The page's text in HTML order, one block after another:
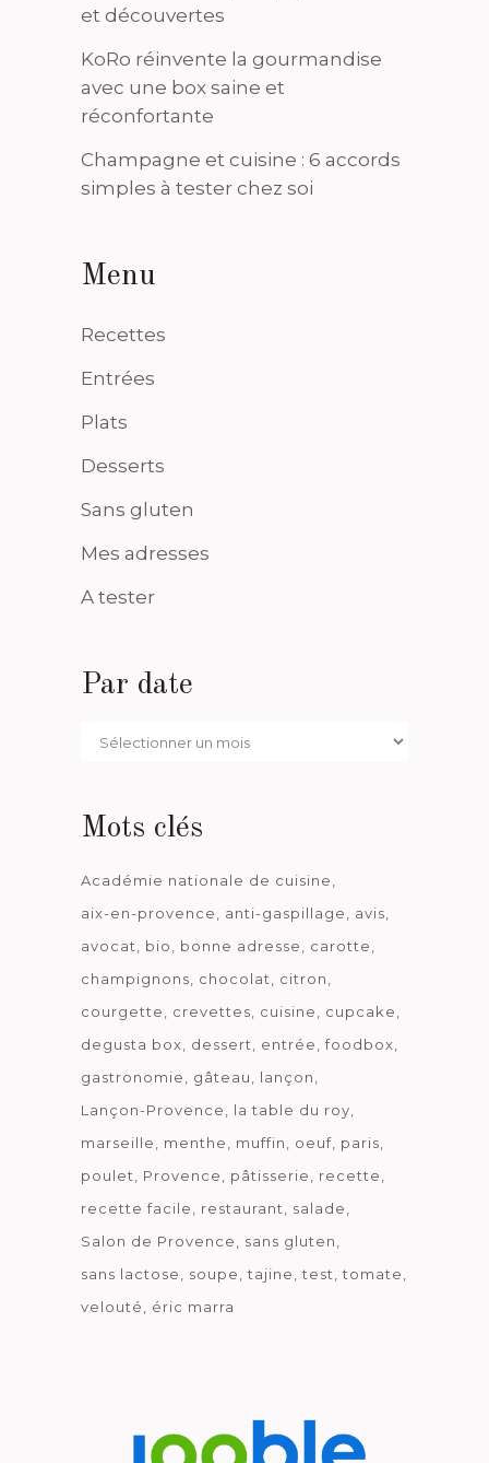
et découvertes
KoRo réinvente la gourmandise
avec une box saine et
réconfortante
Champagne et cuisine : 6 accords
simples à tester chez soi
Menu
Recettes
Entrées
Plats
Desserts
Sans gluten
Mes adresses
A tester
Par date
Par
Mots clés
Académie nationale de cuisine
aix-en-provence
anti-gaspillage
avis
avocat
bio bonne adresse
carotte
champignons
chocolat
citron
courgette
crevettes cuisine
cupcake
degusta box
dessert entrée
foodbox
gastronomie
gâteau
lançon
Lançon-Provence
la table du roy
marseille
menthe muffin oeuf paris
poulet
Provence pâtisserie
recette
recette facile
restaurant
salade
Salon de Provence
sans gluten
sans lactose
soupe tajine test
tomate
velouté
éric marra